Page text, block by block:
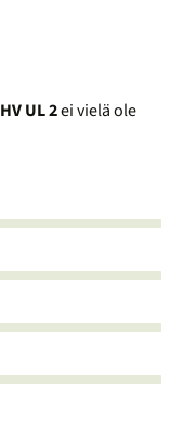
UL 2ei vielä ole